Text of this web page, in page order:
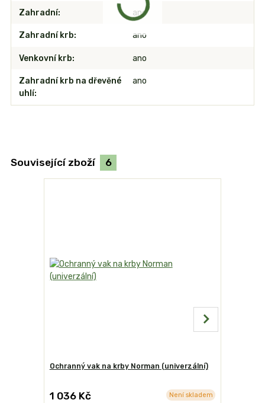
Zahradní ano
Zahradní krb ano
Venkovní krb ano
Zahradní krb na dřevěné
uhlí
ano
Související zboží 6
Ochranný vak na krby Norman (univerzální)
1 036 Kč Není skladem